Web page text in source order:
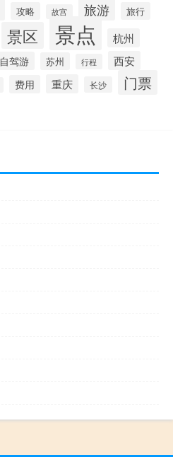
攻略 故宫 旅游 旅行
景区 景点 杭州
自驾游 苏州 行程 西安
费用 重庆 长沙 门票